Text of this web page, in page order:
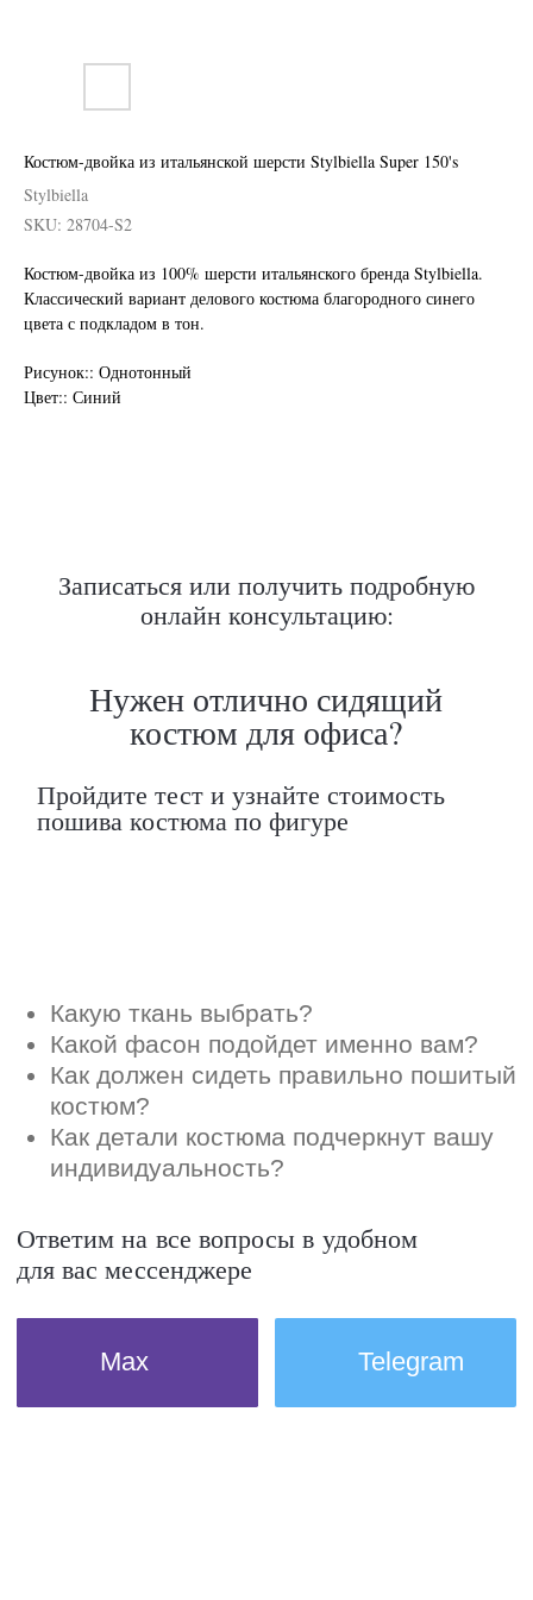
Костюм-двойка из итальянской шерсти Stylbiella Super 150's
Stylbiella
SKU: 28704-S2
Костюм-двойка из 100% шерсти итальянского бренда Stylbiella.
Классический вариант делового костюма благородного синего
цвета с подкладом в тон.
Рисунок:: Однотонный
Цвет:: Синий
Записаться или получить подробную
онлайн консультацию:
Какой фасон подойдет именно вам?
Как должен сидеть правильно пошитый
Ответим на все вопросы в удобном
для вас мессенджере
Max Telegram
Пройдите тест и узнайте стоимость
костюм для офиса?